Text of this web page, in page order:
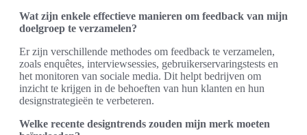
Wat zijn enkele effectieve manieren om feedback van mijn
doelgroep te verzamelen?
Er zijn verschillende methodes om feedback te verzamelen,
zoals enquêtes, interviewsessies, gebruikerservaringstests en
het monitoren van sociale media. Dit helpt bedrijven om
inzicht te krijgen in de behoeften van hun klanten en hun
designstrategieën te verbeteren.
Welke recente designtrends zouden mijn merk moeten